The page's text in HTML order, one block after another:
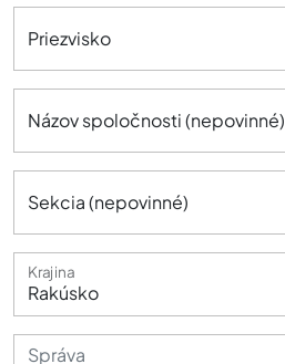
Priezvisko
Názov spoločnosti (nepovinné)
Sekcia (nepovinné)
Krajina